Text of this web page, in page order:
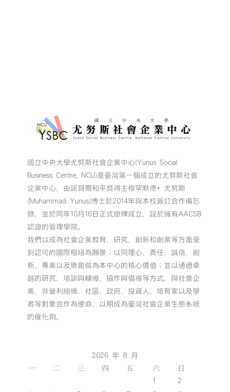
國立中央大學尤努斯社會企業中心(Yunus Social
Business Centre, NCU)是臺灣第一個成立的尤努斯社會
企業中心，由諾貝爾和平獎得主穆罕默德•尤努斯
(Muhammad Yunus)博士於2014年與本校簽訂合作備忘
錄，並於同年10月16日正式掛牌成立，設於擁有AACSB
認證的管理學院。
我們以成為社會企業教育、研究、創新和創業等方面受
到認可的國際樞紐為願景；以同理心、責任、誠信、創
新、專業以及樂趣做為本中心的核心價值；並以通過卓
越的研究、培訓與輔導、協作與倡導等方式，與社會企
業、非營利組織、社區、政府、投資人、培育家以及學
者等對象合作為使命，以期成為臺灣社會企業生態系統
的催化劑。
2026 年 8 月
一 二 三 四 五 六 日
1
2